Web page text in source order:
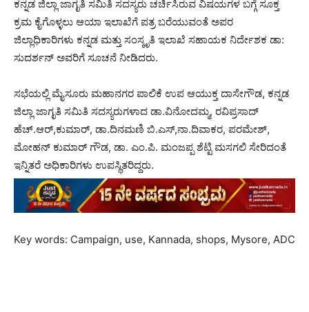
ಕನ್ನಡ ಜಿಲ್ಲಾ ಜಾಗೃತಿ‌ ಸಮಿತಿ‌ ಸದಸ್ಯರು‌ ಚರ್ಚಿಸಿರುವ ವಿಷಯಗಳ ಬಗ್ಗೆ ಸೂಕ್ತ
ಕ್ರಮ ಕೈಗೊಳ್ಳಲು ಆಯಾ ಇಲಾಖೆಗೆ ಪತ್ರ ಬರೆಯುವಂತೆ ಅಪರ
ಜಿಲ್ಲಾಧಿಕಾರಿಗಳು ಕನ್ನಡ ಮತ್ತು‌ ಸಂಸ್ಕೃತಿ ಇಲಾಖೆ ಸಹಾಯಕ ನಿರ್ದೇಶಕ ಡಾ:
ಸುದರ್ಶನ್ ಅವರಿಗೆ ಸೂಚನೆ ನೀಡಿದರು.
ಸಭೆಯಲ್ಲಿ ಮೈಸೂರು ಮಹಾನಗರ ಪಾಲಿಕೆ ಉಪ ಆಯುಕ್ತ ದಾಸೇಗೌಡ, ಕನ್ನಡ
ಜಿಲ್ಲಾ ಜಾಗೃತಿ ಸಮಿತಿ ಸದಸ್ಯರುಗಳಾದ ಡಾ.ವಿನೋದಮ್ಮ, ರವಿಪ್ರಸಾದ್
ಹೆಚ್.ಆರ್,ಕುಮಾರ್, ಡಾ.ದಿನಮಣಿ ಬಿ.ಎಸ್,ನಾ.ದಿವಾಕರ, ಪರಮೇಶ್,
ಮೋಹನ್ ಕುಮಾರ್ ಗೌಡ, ಡಾ. ಎಂ.ಪಿ. ಮಂಜಪ್ಪ ಶೆಟ್ಟಿ ಮಸಗಲಿ ಸೇರಿದಂತೆ
ಇನ್ನಿತರೆ ಅಧಿಕಾರಿಗಳು ಉಪಸ್ಥಿತರಿದ್ದರು.
Key words: Campaign, use, Kannada, shops, Mysore, ADC